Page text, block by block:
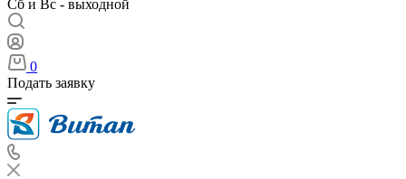
Сб и Вс - выходной
0
Подать заявку